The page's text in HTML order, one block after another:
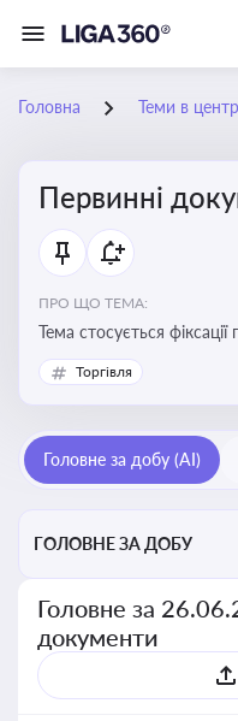
Головна Теми в
Первинні
ПРО ЩО ТЕМА:
Тема стосується
бухгалтерському обліку
податкового обліку
Торгівля
Головне за добу (AI)
ГОЛОВНЕ ЗА ДОБУ
Головне за
документи